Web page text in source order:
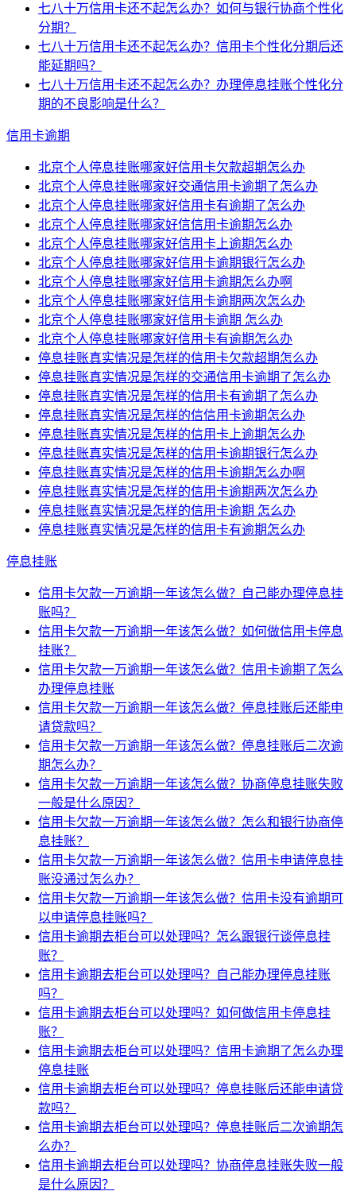
七八十万信用卡还不起怎么办？如何与银行协商个性化
分期？
七八十万信用卡还不起怎么办？信用卡个性化分期后还
能延期吗？
七八十万信用卡还不起怎么办？办理停息挂账个性化分
期的不良影响是什么？
信用卡逾期
北京个人停息挂账哪家好信用卡欠款超期怎么办
北京个人停息挂账哪家好交通信用卡逾期了怎么办
北京个人停息挂账哪家好信用卡有逾期了怎么办
北京个人停息挂账哪家好信信用卡逾期怎么办
北京个人停息挂账哪家好信用卡上逾期怎么办
北京个人停息挂账哪家好信用卡逾期银行怎么办
北京个人停息挂账哪家好信用卡逾期怎么办啊
北京个人停息挂账哪家好信用卡逾期两次怎么办
北京个人停息挂账哪家好信用卡逾期 怎么办
北京个人停息挂账哪家好信用卡有逾期怎么办
停息挂账真实情况是怎样的信用卡欠款超期怎么办
停息挂账真实情况是怎样的交通信用卡逾期了怎么办
停息挂账真实情况是怎样的信用卡有逾期了怎么办
停息挂账真实情况是怎样的信信用卡逾期怎么办
停息挂账真实情况是怎样的信用卡上逾期怎么办
停息挂账真实情况是怎样的信用卡逾期银行怎么办
停息挂账真实情况是怎样的信用卡逾期怎么办啊
停息挂账真实情况是怎样的信用卡逾期两次怎么办
停息挂账真实情况是怎样的信用卡逾期 怎么办
停息挂账真实情况是怎样的信用卡有逾期怎么办
停息挂账
信用卡欠款一万逾期一年该怎么做？自己能办理停息挂
账吗？
信用卡欠款一万逾期一年该怎么做？如何做信用卡停息
挂账？
信用卡欠款一万逾期一年该怎么做？信用卡逾期了怎么
办理停息挂账
信用卡欠款一万逾期一年该怎么做？停息挂账后还能申
请贷款吗？
信用卡欠款一万逾期一年该怎么做？停息挂账后二次逾
期怎么办？
信用卡欠款一万逾期一年该怎么做？协商停息挂账失败
一般是什么原因？
信用卡欠款一万逾期一年该怎么做？怎么和银行协商停
息挂账？
信用卡欠款一万逾期一年该怎么做？信用卡申请停息挂
账没通过怎么办？
信用卡欠款一万逾期一年该怎么做？信用卡没有逾期可
以申请停息挂账吗？
信用卡逾期去柜台可以处理吗？怎么跟银行谈停息挂
账？
信用卡逾期去柜台可以处理吗？自己能办理停息挂账
吗？
信用卡逾期去柜台可以处理吗？如何做信用卡停息挂
账？
信用卡逾期去柜台可以处理吗？信用卡逾期了怎么办理
停息挂账
信用卡逾期去柜台可以处理吗？停息挂账后还能申请贷
款吗？
信用卡逾期去柜台可以处理吗？停息挂账后二次逾期怎
么办？
信用卡逾期去柜台可以处理吗？协商停息挂账失败一般
是什么原因？